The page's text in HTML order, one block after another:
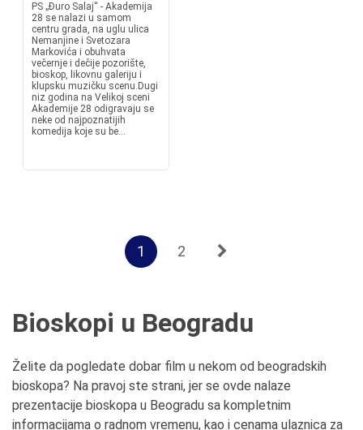
PS „Đuro Salaj“ - Akademija
28 se nalazi u samom
centru grada, na uglu ulica
Nemanjine i Svetozara
Markovića i obuhvata
večernje i dečije pozorište,
bioskop, likovnu galeriju i
klupsku muzičku scenu.Dugi
niz godina na Velikoj sceni
Akademije 28 odigravaju se
neke od najpoznatijih
komedija koje su be...
1 2
Bioskopi u Beogradu
Želite da pogledate dobar film u nekom od beogradskih
bioskopa? Na pravoj ste strani, jer se ovde nalaze
prezentacije bioskopa u Beogradu sa kompletnim
informacijama o radnom vremenu, kao i cenama ulaznica za